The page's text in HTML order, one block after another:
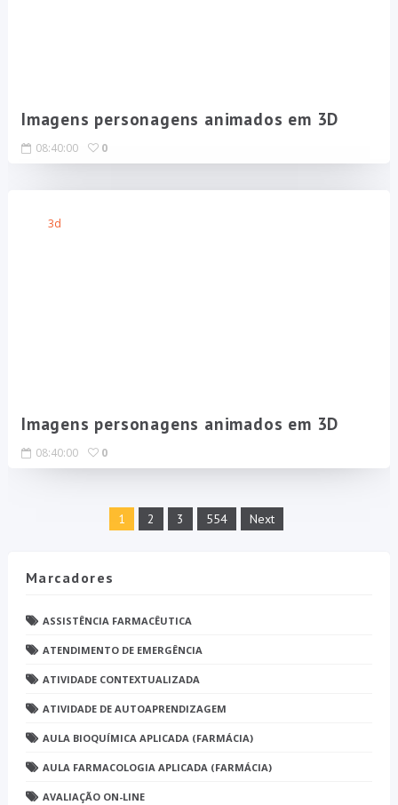
Imagens personagens animados em 3D
08:40:00 0
3d
Imagens personagens animados em 3D
08:40:00 0
1 2 3 554 Next
Marcadores
ASSISTÊNCIA FARMACÊUTICA
ATENDIMENTO DE EMERGÊNCIA
ATIVIDADE CONTEXTUALIZADA
ATIVIDADE DE AUTOAPRENDIZAGEM
AULA BIOQUÍMICA APLICADA (FARMÁCIA)
AULA FARMACOLOGIA APLICADA (FARMÁCIA)
AVALIAÇÃO ON-LINE